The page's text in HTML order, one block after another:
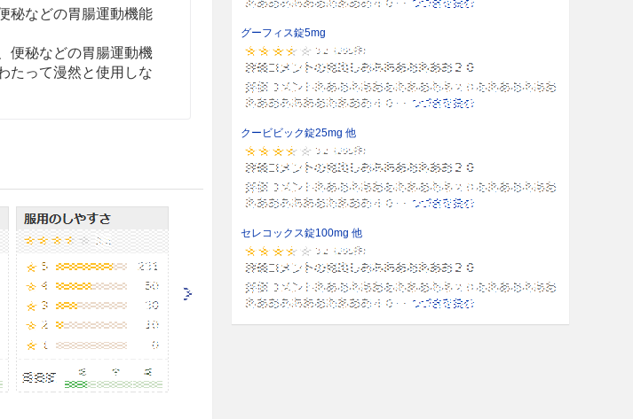
秘などの胃腸運動機能
便秘などの胃腸運動機
たって漫然と使用しな
導すること。（PTPシ
穿孔を起こして縦隔洞
グーフィス錠5mg
クービビック錠25mg 他
セレコックス錠100mg 他